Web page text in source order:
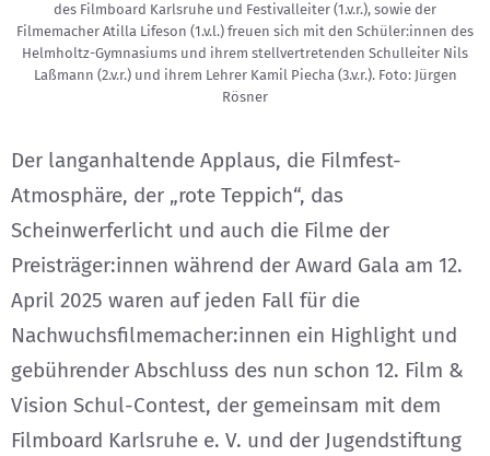
des Filmboard Karlsruhe und Festivalleiter (1.v.r.), sowie der
Filmemacher Atilla Lifeson (1.v.l.) freuen sich mit den Schüler:innen des
Helmholtz-Gymnasiums und ihrem stellvertretenden Schulleiter Nils
Laßmann (2.v.r.) und ihrem Lehrer Kamil Piecha (3.v.r.). Foto: Jürgen
Rösner
Der langanhaltende Applaus, die Filmfest-
Atmosphäre, der „rote Teppich“, das
Scheinwerferlicht und auch die Filme der
Preisträger:innen während der Award Gala am 12.
April 2025 waren auf jeden Fall für die
Nachwuchsfilmemacher:innen ein Highlight und
gebührender Abschluss des nun schon 12. Film &
Vision Schul-Contest, der gemeinsam mit dem
Filmboard Karlsruhe e. V. und der Jugendstiftung